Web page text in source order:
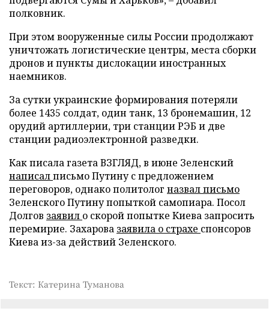
полковник.
При этом вооруженные силы России продолжают
уничтожать логистические центры, места сборки
дронов и пункты дислокации иностранных
наемников.
За сутки украинские формирования потеряли
более 1435 солдат, один танк, 13 бронемашин, 12
орудий артиллерии, три станции РЭБ и две
станции радиоэлектронной разведки.
Как писала газета ВЗГЛЯД, в июне Зеленский
написалписьмо Путину с предложением
переговоров, однако политолог назвал письмо
Зеленского Путину попыткой самопиара. Посол
Долгов заявил о скорой попытке Киева запросить
перемирие. Захарова заявила о страхе спонсоров
Киева из-за действий Зеленского.
Текст: Катерина Туманова